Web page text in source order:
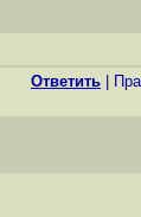
Ответить